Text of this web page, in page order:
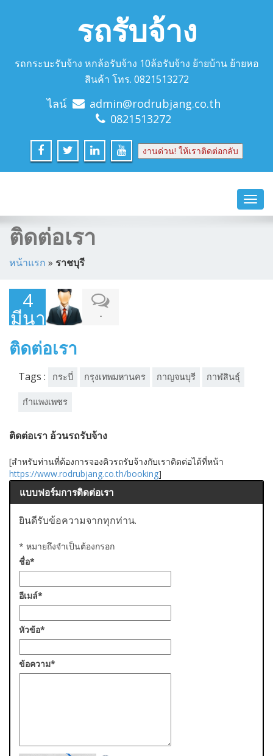
รถรับจ้าง
รถกระบะรับจ้าง หกล้อรับจ้าง 10ล้อรับจ้าง ย้ายบ้าน ย้ายหอ
สินค้า โทร. 0821513272
ไลน์
admin@rodrubjang.co.th
0821513272
งานด่วน! ให้เราติดต่อกลับ
ติดต่อเรา
หน้าแรก » ราชบุรี
4
มีนาคม
2015
-
ติดต่อเรา
Tags : กระบี่ กรุงเทพมหานคร กาญจนบุรี กาฬสินธุ์
กำแพงเพชร
ติดต่อเรา อ้วนรถรับจ้าง
[สำหรับท่านที่ต้องการจองคิวรถรับจ้างกับเราติดต่อได้ที่หน้า
https://www.rodrubjang.co.th/booking]
แบบฟอร์มการติดต่อเรา
ยินดีรับข้อความจากทุกท่าน.
* หมายถึงจำเป็นต้องกรอก
ชื่อ*
อีเมล์*
หัวข้อ*
ข้อความ*